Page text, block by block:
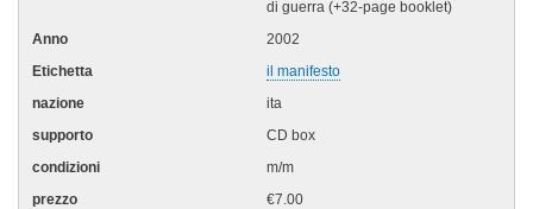
di guerra (+32-page booklet)
2002
il manifesto
ita
CD box
m/m
€7.00